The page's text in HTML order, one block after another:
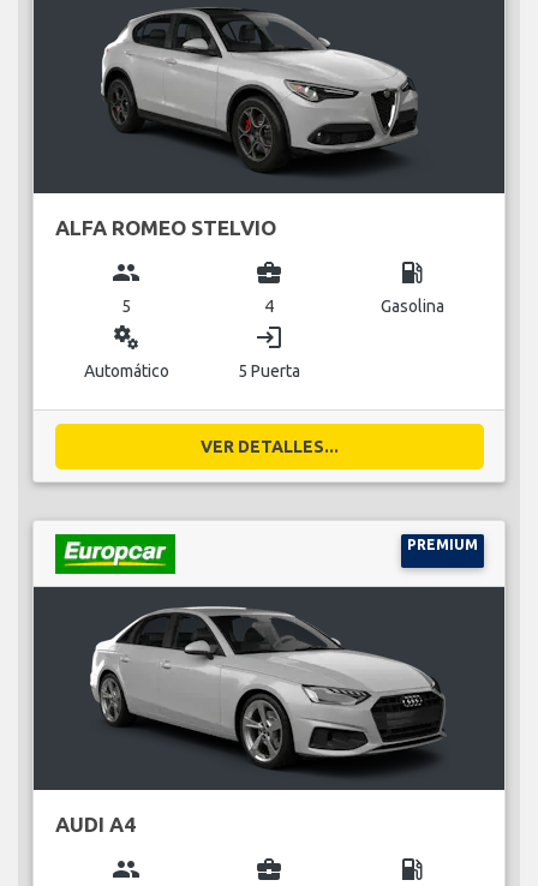
ALFA ROMEO STELVIO
group
5
business_center
4
local_gas_station
Gasolina
miscellaneous_services
Automático
login
5 Puerta
VER DETALLES...
PREMIUM
AUDI A4
group business_center local_gas_station